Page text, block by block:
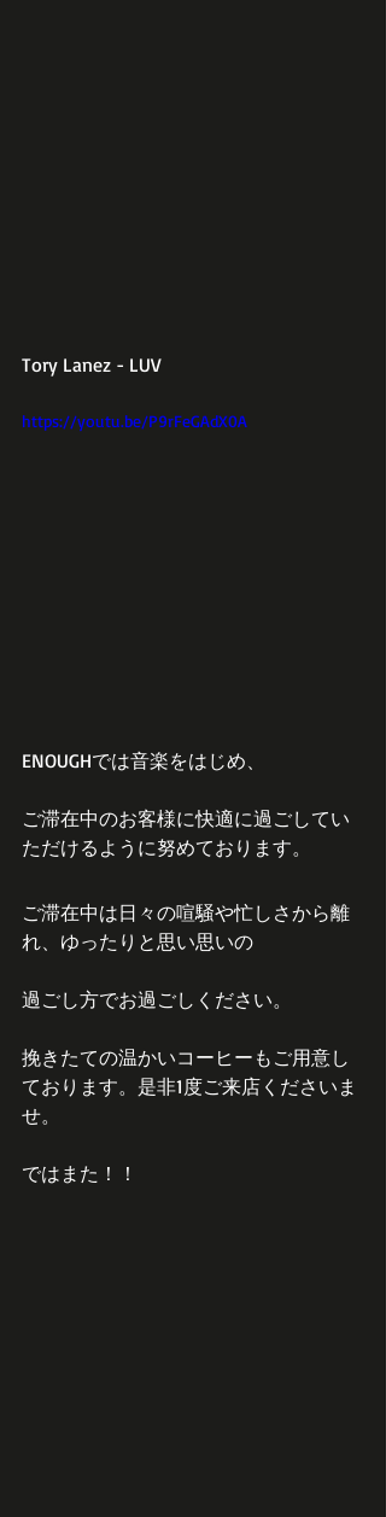
Tory Lanez - LUV
https://youtu.be/P9rFeGAdX0A
ENOUGHでは音楽をはじめ、
ご滞在中のお客様に快適に過ごしてい
ただけるように努めております。
ご滞在中は日々の喧騒や忙しさから離
れ、ゆったりと思い思いの
過ごし方でお過ごしください。
挽きたての温かいコーヒーもご用意し
ております。是非1度ご来店くださいま
せ。
ではまた！！